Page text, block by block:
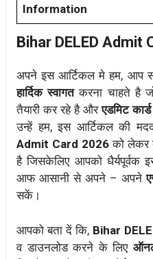
Information
Bihar DELED Admit
अपने इस आर्टिकल मे हम, आप
हार्दिक स्वागतकरना चाहते है
तैयारी कर रहे है औरएडमिट
उन्हें हम, इस आर्टिकल की
Admit Card 2026 को लेकर
है जिसकेलिए आपको धैर्यपूर्वक
आफ आसानी से अपने – अपने
सकें।
आपको बता दें कि, Bihar
व डाउनलोड करने के लिए